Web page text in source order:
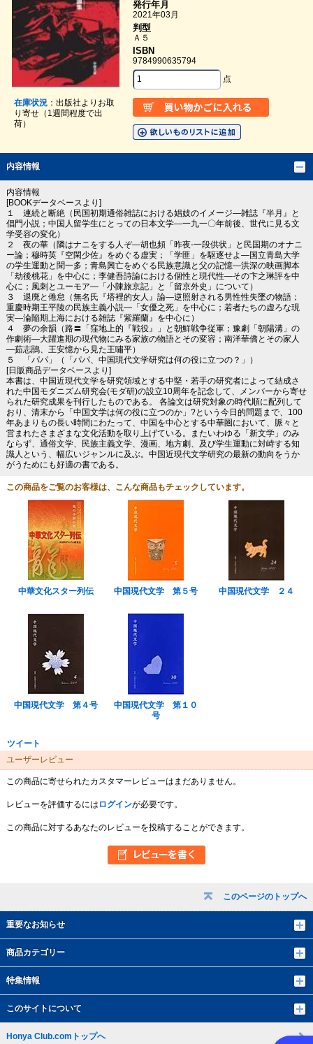
このページのトップへ
重要なお知らせ
商品カテゴリー
特集情報
このサイトについて
在庫状況：出版社よりお取
り寄せ（1週間程度で出
荷）
発行年月
2021年03月
判型
Ａ５
ISBN
9784990635794
点
内容情報
内容情報
[BOOKデータベースより]
１ 連続と断絶（民国初期通俗雑誌における娼妓のイメージ―雑誌『半月』と
倡門小説；中国人留学生にとっての日本文学―一九一〇年前後、世代に見る文
学受容の変化）
２ 夜の華（隣はナニをする人ぞ―胡也頻「昨夜‐一段供状」と民国期のオナニ
ー論；穆時英『空閑少佐』をめぐる虚実；「学匪」を駆逐せよ―国立青島大学
の学生運動と聞一多；青島興亡をめぐる民族意識と父の記憶―洪深の映画脚本
「劫後桃花」を中心に；李健吾詩論における個性と現代性―その卞之琳評を中
心に；風刺とユーモア―「小陳旅京記」と「留京外史」について）
３ 退廃と倦怠（無名氏『塔裡的女人』論―逆照射される男性性失墜の物語；
重慶時期王平陵の民族主義小説―「女優之死」を中心に；若者たちの虚ろな現
実―淪陥期上海における雑誌『紫羅蘭』を中心に）
４ 夢の余韻（路〓「窪地上的『戦役』」と朝鮮戦争従軍；豫劇「朝陽溝」の
作劇術―大躍進期の現代物にみる家族の物語とその変容；南洋華僑とその家人
―茹志鵑、王安憶から見た王嘯平）
５ 「パパ」（「パパ、中国現代文学研究は何の役に立つの？」）
[日販商品データベースより]
本書は、中国近現代文学を研究領域とする中堅・若手の研究者によって結成さ
れた中国モダニズム研究会(モダ研)の設立10周年を記念して、メンバーから寄せ
られた研究成果を刊行したものである。 各論文は研究対象の時代順に配列して
おり、清末から「中国文学は何の役に立つのか」?という今日的問題まで、100
年あまりもの長い時間にわたって、中国を中心とする中華圏において、脈々と
営まれたさまざまな文化活動を取り上げている。またいわゆる「新文学」のみ
ならず、通俗文学、民族主義文学、漫画、地方劇、及び学生運動に対峙する知
識人という、幅広いジャンルに及ぶ。中国近現代文学研究の最新の動向をうか
がうためにも好適の書である。
この商品をご覧のお客様は、こんな商品もチェックしています。
中華文化スター列伝 中国現代文学 第５号 中国現代文学 ２４
中国現代文学 第４号
中国現代文学 第１０
号
ツイート
ユーザーレビュー
この商品に寄せられたカスタマーレビューはまだありません。
レビューを評価するには ログインが必要です。
この商品に対するあなたのレビューを投稿することができます。
Honya Club.comトップへ